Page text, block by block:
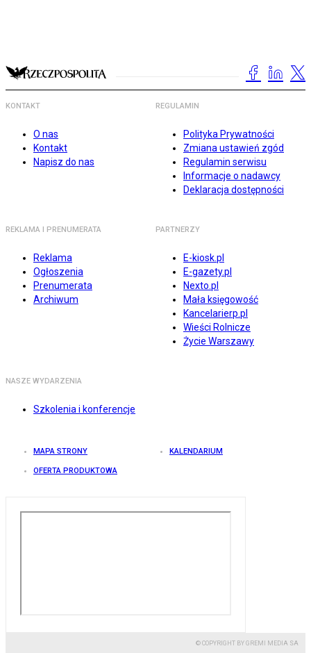
KONTAKT
O nas
Kontakt
Napisz do nas
REGULAMIN
Polityka Prywatności
Zmiana ustawień zgód
Regulamin serwisu
Informacje o nadawcy
Deklaracja dostępności
REKLAMA I PRENUMERATA
Reklama
Ogłoszenia
Prenumerata
Archiwum
PARTNERZY
E-kiosk.pl
E-gazety.pl
Nexto.pl
Mała księgowość
Kancelarierp.pl
Wieści Rolnicze
Życie Warszawy
NASZE WYDARZENIA
Szkolenia i konferencje
MAPA STRONY KALENDARIUM
OFERTA PRODUKTOWA
© COPYRIGHT BY GREMI MEDIA SA